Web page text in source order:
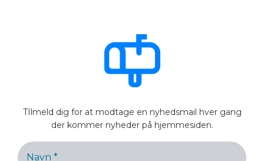
TIlmeld dig for at modtage en nyhedsmail hver gang
der kommer nyheder på hjemmesiden.